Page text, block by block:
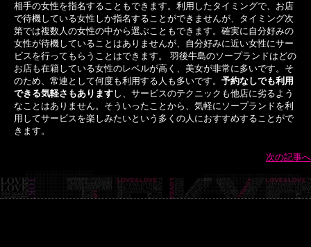
相手の女性を指名することもできます。利用したタイミングで、お店
で待機している女性しか指名することができませんが、タイミング次
第では複数人の女性の中から選ぶこともできます。確実に自分好みの
女性が待機していることはありませんが、自分好みに近い女性にサー
ビスを行ってもらうことはできます。 羽後牛島のソープランドはどの
お店も在籍している女性のレベルが高く、美女が非常に多いです。そ
のため、常連として何度も利用する人も多いです。 予約なしでも利用
できる気軽さもありますし、サービスのテクニックも他店に劣るよう
なことはありません。そういったことから、気軽にソープランドを利
用してサービスを楽しみたいという多くの人におすすめすることがで
きます。
次の記事へ